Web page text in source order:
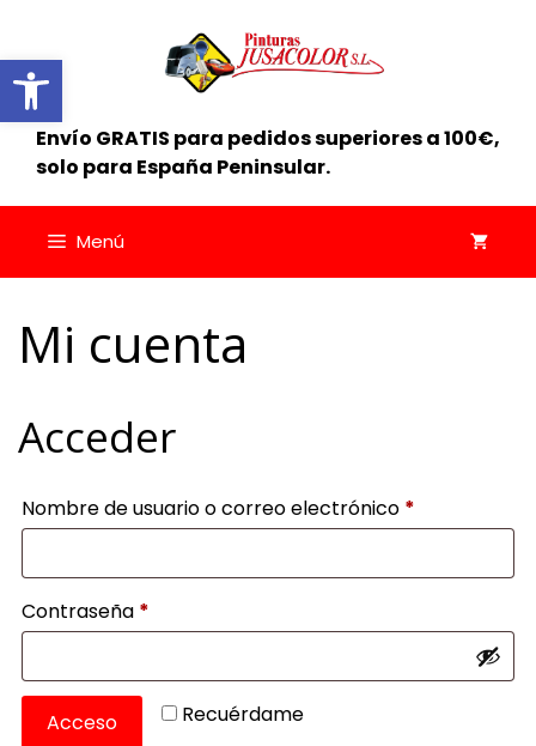
Abrir barra de herramientas
contenido
Envío GRATIS para pedidos superiores a 100€,
solo para España Peninsular.
Menú
Mi cuenta
Acceder
Nombre de usuario o correo electrónico *
Contraseña *
Recuérdame
Acceso